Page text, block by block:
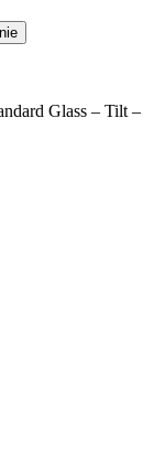
Glass – Tilt –